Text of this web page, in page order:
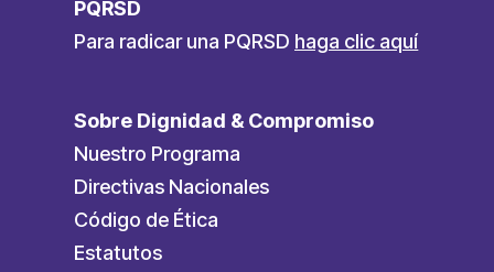
PQRSD
Para radicar una PQRSD haga clic aquí
Sobre Dignidad & Compromiso
Nuestro Programa
Directivas Nacionales
Código de Ética
Estatutos